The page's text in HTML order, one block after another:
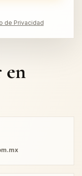
de Privacidad
en